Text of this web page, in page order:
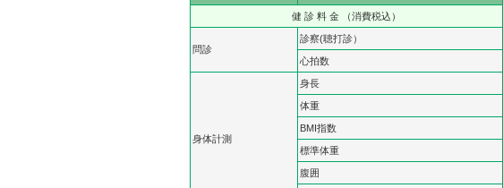
健 診 料 金 （消費税込）
問診
診察(聴打診）
心拍数
身体計測
身長
体重
BMI指数
標準体重
腹囲